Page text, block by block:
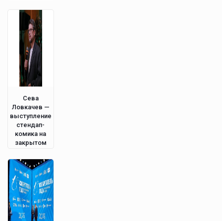
Сева
Ловкачев —
выступление
стендап-
комика на
закрытом
в Питере.